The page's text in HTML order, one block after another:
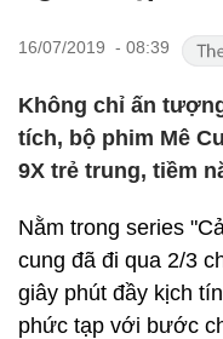
16/07/2019 - 08:39
Không chỉ ấn
tích, bộ phim Mê
9X trẻ trung, tiềm
Nằm trong series
cung đã đi qua 2/3
giây phút đầy kịch
phức tạp với bước